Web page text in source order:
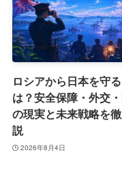
ロシアから日本を守
は？安全保障・外交
の現実と未来戦略を
説
2026年8月4日